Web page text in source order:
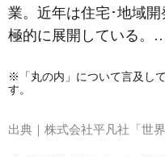
業。近年は住宅･地域
極的に展開している。
※「丸の内」について言及し
す。
出典｜ 株式会社平凡社「世